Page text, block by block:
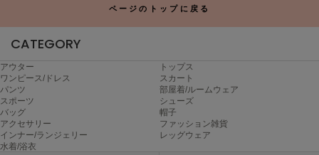
USAGI Books
ウサギブックス
USAGI Gallery
ウサギギャラリー
USAGI Gift
ウサギギフト
USAGI Item
ページのトップに戻る
CATEGORY
アウター
トップス
ワンピース/ドレス
スカート
パンツ
部屋着/ルームウェア
スポーツ
シューズ
バッグ
帽子
アクセサリー
ファッション雑貨
インナー/ランジェリー
レッグウェア
水着/浴衣